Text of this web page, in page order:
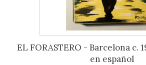
EL FORASTERO - Barcelona c.
en español